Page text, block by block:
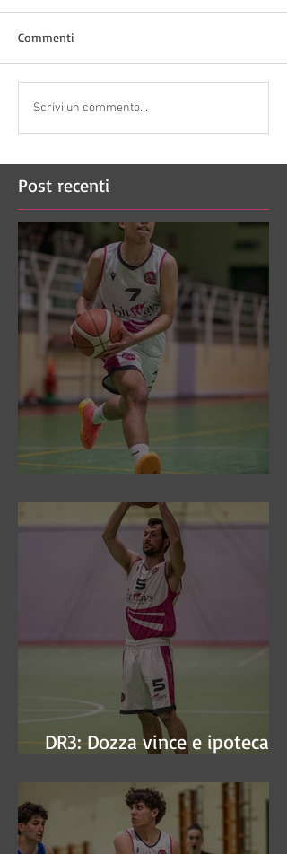
Commenti
Scrivi un commento...
Post recenti
DR3: Dozza vince e ipoteca la